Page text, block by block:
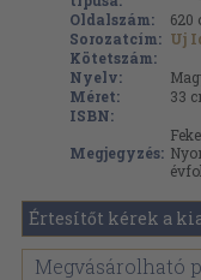
Oldalszám:
620
Sorozatcím: Uj
Kötetszám:
Nyelv:
Méret:
33
ISBN:
Megjegyzés:
Értesítőt kérek a
Megvásárolható